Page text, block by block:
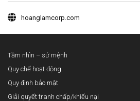
hoanglamcorp.com
Tầm nhìn – sứ mệnh
Quy chế hoạt động
Quy định bảo mật
Giải quyết tranh chấp/khiếu nại